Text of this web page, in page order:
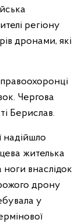
регіону
дронами, які
Чергова
Берислав.
надійшло
жителька
внаслідок
дрону
у